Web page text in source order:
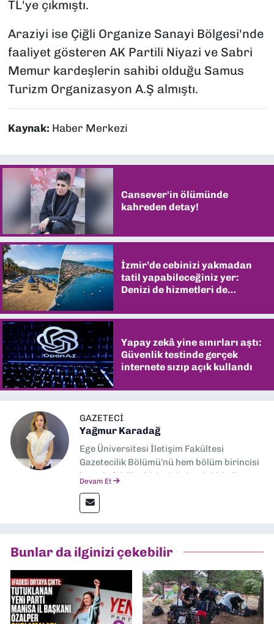
TL'ye çıkmıştı.
Araziyi ise Çiğli Organize Sanayi Bölgesi'nde
faaliyet gösteren AK Partili Niyazi ve Sabri
Memur kardeşlerin sahibi olduğu Samus
Turizm Organizasyon A.Ş almıştı.
Kaynak: Haber Merkezi
Cansever'in ölümünde
kahreden detay!
İzmir’de cebinizi yakmadan
tatil yapabileceğiniz yer:
Denizi de hizmetleri de
Yapay zekâ yine sınırları aştı:
Güvenlik testinde gerçek
internete sızıp açık kullandı
GAZETECI
Yağmur Karadağ
Ege Üniversitesi İletişim Fakültesi
Gazetecilik Bölümü’nü hem bölüm birincisi
hem de fakülte birincisi olarak bitirdim.
İletişim” üzerine yüksek lisans eğitimimi
tamamladım. Halen aynı anabilim dalında
Müdürü” olarak görev almaktayım. Hak
odaklı haberciliğe dair çalışmalar
yapıyorum
Devam Et
Bunlar da ilginizi çekebilir